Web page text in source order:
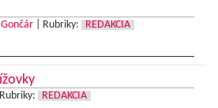
Rubriky:
REDAKCIA
Rubriky: REDAKCIA